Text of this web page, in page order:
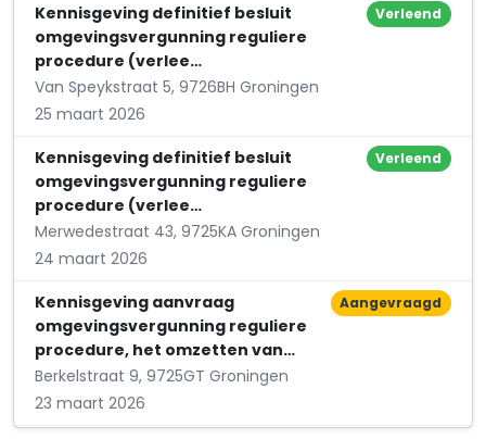
Kennisgeving definitief besluit
omgevingsvergunning reguliere
procedure (verlee…
Van Speykstraat 5, 9726BH Groningen
Verleend
25 maart 2026
Kennisgeving definitief besluit
omgevingsvergunning reguliere
procedure (verlee…
Merwedestraat 43, 9725KA Groningen
Verleend
24 maart 2026
Kennisgeving aanvraag
omgevingsvergunning reguliere
procedure, het omzetten van…
Berkelstraat 9, 9725GT Groningen
Aangevraagd
23 maart 2026